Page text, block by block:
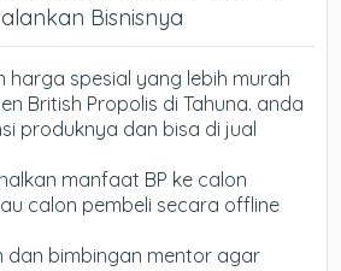
Bisnisnya
harga spesial yang lebih murah
British Propolis di Tahuna. anda
produknya dan bisa di jual
manfaat BP ke calon
calon pembeli secara offline
dan bimbingan mentor agar